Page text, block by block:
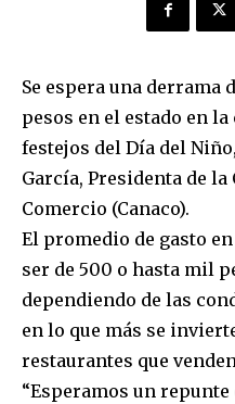
Se espera una derrama
pesos en el estado en
festejos del Día del
García, Presidenta de la
Comercio (Canaco).
El promedio de gasto
ser de 500 o hasta mil
dependiendo de las
en lo que más se
restaurantes que
“Esperamos un